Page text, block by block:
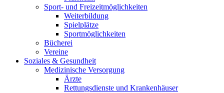
Sport- und Freizeitmöglichkeiten
Weiterbildung
Spielplätze
Sportmöglichkeiten
Bücherei
Vereine
Soziales & Gesundheit
Medizinische Versorgung
Ärzte
Rettungsdienste und Krankenhäuser